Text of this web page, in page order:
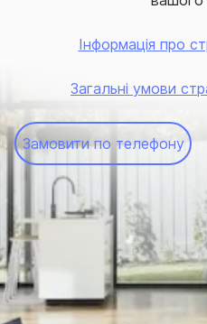
Інформація про
Загальні умови
Замовити по телефону